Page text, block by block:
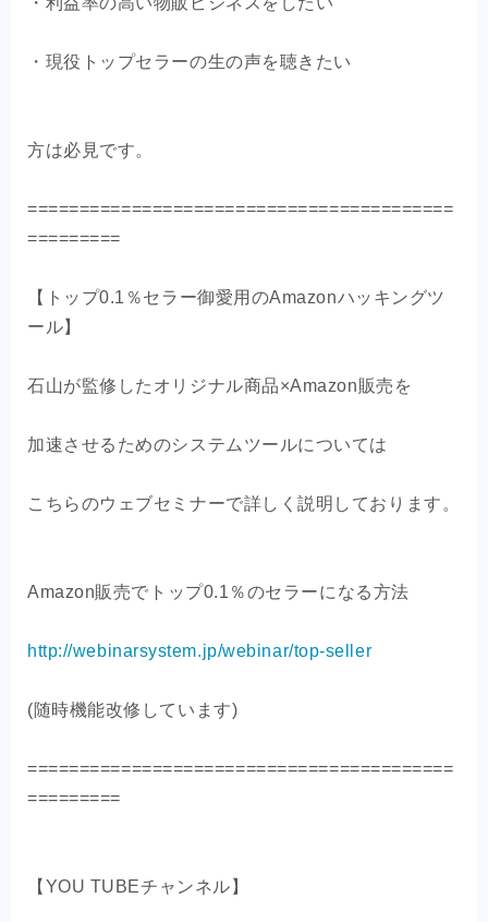
・現役トップセラーの生の声を聴きたい
方は必見です。
=========================================
=========
【トップ0.1％セラー御愛用のAmazonハッキングツ
ール】
石山が監修したオリジナル商品×Amazon販売を
加速させるためのシステムツールについては
こちらのウェブセミナーで詳しく説明しております。
Amazon販売でトップ0.1％のセラーになる方法
http://webinarsystem.jp/webinar/top-seller
(随時機能改修しています)
=========================================
=========
【YOU TUBEチャンネル】